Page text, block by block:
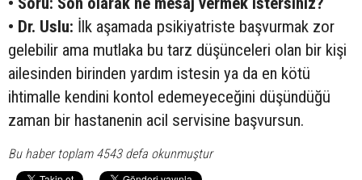
• Dr. Uslu: İlk aşamada psikiyatriste başvurmak zor
gelebilir ama mutlaka bu tarz düşünceleri olan bir kişi
ailesinden birinden yardım istesin ya da en kötü
ihtimalle kendini kontol edemeyeceğini düşündüğü
zaman bir hastanenin acil servisine başvursun.
Bu haber toplam 4543 defa okunmuştur